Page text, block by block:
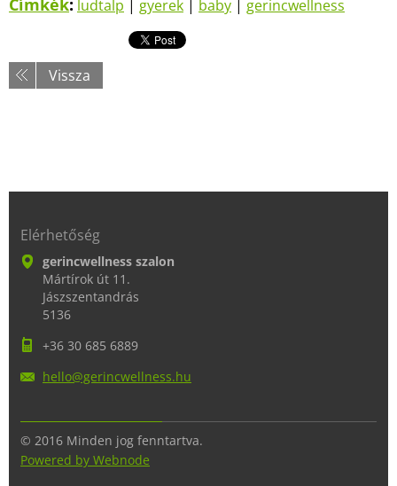
Címkék: ludtalp | gyerek | baby | gerincwellness
Vissza
Elérhetőség
gerincwellness szalon
Mártírok út 11.
Jászszentandrás
5136
+36 30 685 6889
hello@gerincwellness.hu
© 2016 Minden jog fenntartva.
Powered by Webnode